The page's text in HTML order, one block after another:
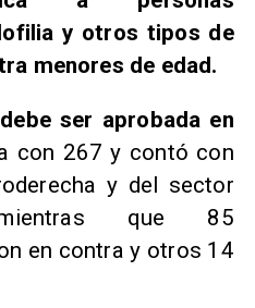
y otros tipos de
menores de edad.
ser aprobada en
con 267 y contó con
y del sector
que 85
en contra y otros 14